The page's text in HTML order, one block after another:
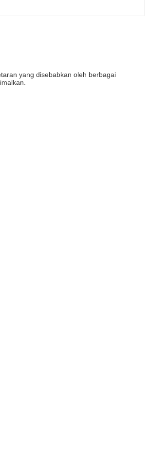
yang disebabkan oleh berbagai